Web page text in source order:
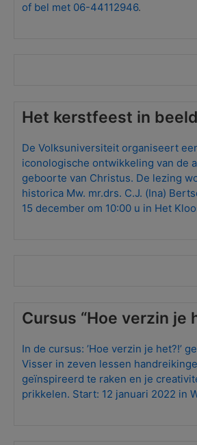
of bel met 06-44112946.
Het kerstfeest in beeld
De Volksuniversiteit organiseert
iconologische ontwikkeling van de
geboorte van Christus. De lezing
historica Mw. mr.drs. C.J. (Ina)
15 december om 10:00 u in Het
Cursus “Hoe verzin je
In de cursus: ’Hoe verzin je het?!’
Visser in zeven lessen
geïnspireerd te raken en je
prikkelen. Start: 12 januari 2022 in